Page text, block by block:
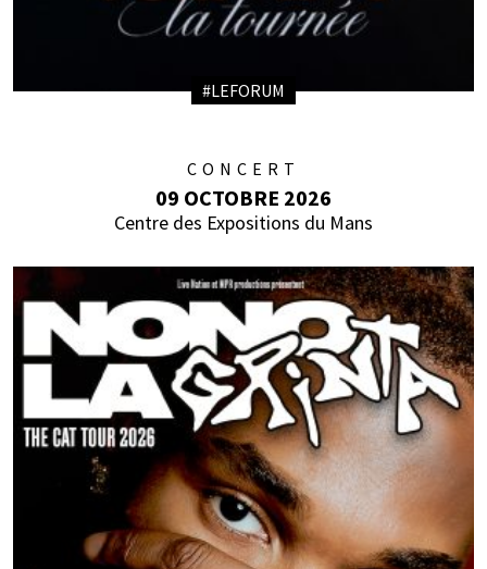
#LEFORUM
CONCERT
09 OCTOBRE 2026
Centre des Expositions du Mans